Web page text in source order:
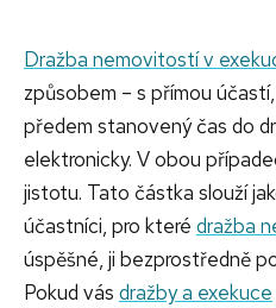
Dražba nemovitostí v
způsobem – s přímou
předem stanovený čas do
elektronicky. V obou
jistotu. Tato částka slouží
účastníci, pro které dražba
úspěšné, ji bezprostředně
Pokud vás dražby a exekuce